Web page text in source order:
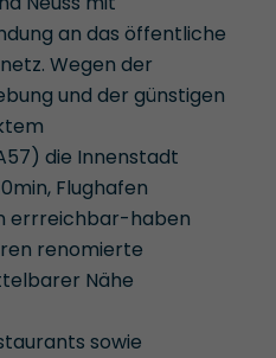
an das öffentliche
Wegen der
und der günstigen
die Innenstadt
Flughafen
errreichbar-haben
renomierte
Nähe
sowie